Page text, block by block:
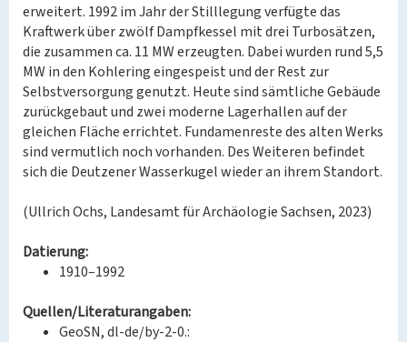
erweitert. 1992 im Jahr der Stilllegung verfügte das
Kraftwerk über zwölf Dampfkessel mit drei Turbosätzen,
die zusammen ca. 11 MW erzeugten. Dabei wurden rund 5,5
MW in den Kohlering eingespeist und der Rest zur
Selbstversorgung genutzt. Heute sind sämtliche Gebäude
zurückgebaut und zwei moderne Lagerhallen auf der
gleichen Fläche errichtet. Fundamenreste des alten Werks
sind vermutlich noch vorhanden. Des Weiteren befindet
sich die Deutzener Wasserkugel wieder an ihrem Standort.
(Ullrich Ochs, Landesamt für Archäologie Sachsen, 2023)
Datierung:
1910–1992
Quellen/Literaturangaben:
GeoSN, dl-de/by-2-0.: